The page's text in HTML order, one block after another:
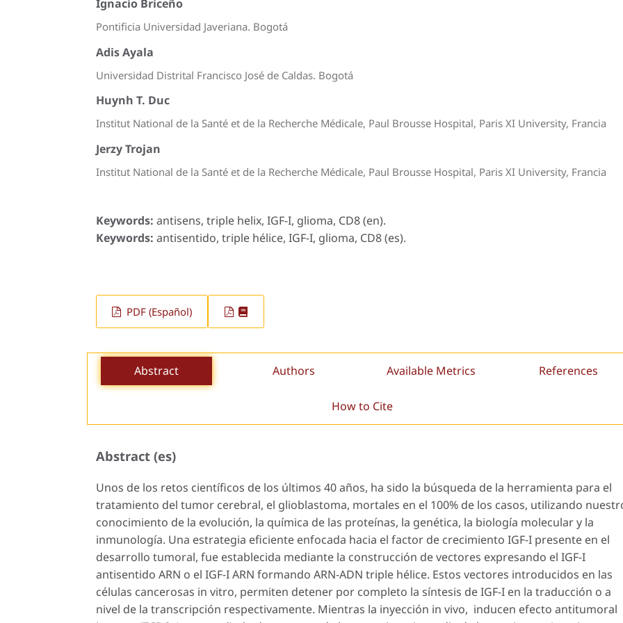
Ignacio Briceño
Pontificia Universidad Javeriana. Bogotá
Adis Ayala
Universidad Distrital Francisco José de Caldas. Bogotá
Huynh T. Duc
Institut National de la Santé et de la Recherche Médicale, Paul Brousse Hospital, Paris XI University, Francia
Jerzy Trojan
Institut National de la Santé et de la Recherche Médicale, Paul Brousse Hospital, Paris XI University, Francia
Keywords: antisens, triple helix, IGF-I, glioma, CD8 (en).
Keywords: antisentido, triple hélice, IGF-I, glioma, CD8 (es).
PDF (Español)
Abstract Authors Available Metrics References
How to Cite
Abstract (es)
Unos de los retos científicos de los últimos 40 años, ha sido la búsqueda de la herramienta para el
tratamiento del tumor cerebral, el glioblastoma, mortales en el 100% de los casos, utilizando
conocimiento de la evolución, la química de las proteínas, la genética, la biología molecular y la
inmunología. Una estrategia eficiente enfocada hacia el factor de crecimiento IGF-I presente en el
desarrollo tumoral, fue establecida mediante la construcción de vectores expresando el IGF-I
antisentido ARN o el IGF-I ARN formando ARN-ADN triple hélice. Estos vectores introducidos en las
células cancerosas in vitro, permiten detener por completo la síntesis de IGF-I en la traducción o a
nivel de la transcripción respectivamente. Mientras la inyección in vivo, inducen efecto antitumoral